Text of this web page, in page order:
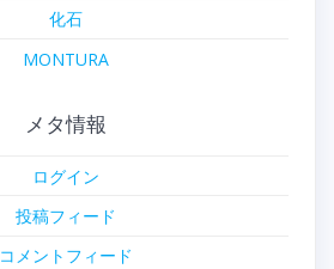
化石
MONTURA
メタ情報
ログイン
投稿フィード
コメントフィード